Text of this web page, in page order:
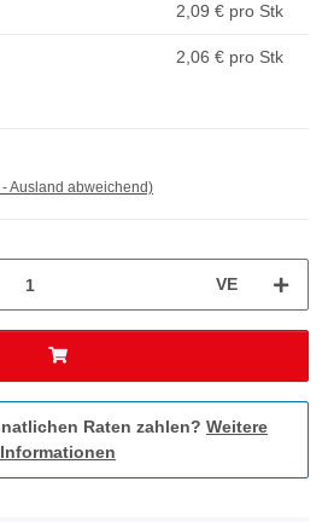
2,09 € pro Stk
2,06 € pro Stk
- Ausland abweichend)
VE
Raten zahlen? Weitere
Informationen